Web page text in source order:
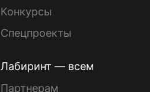
Конкурсы
Спецпроекты
Лабиринт — всем
Партнерам